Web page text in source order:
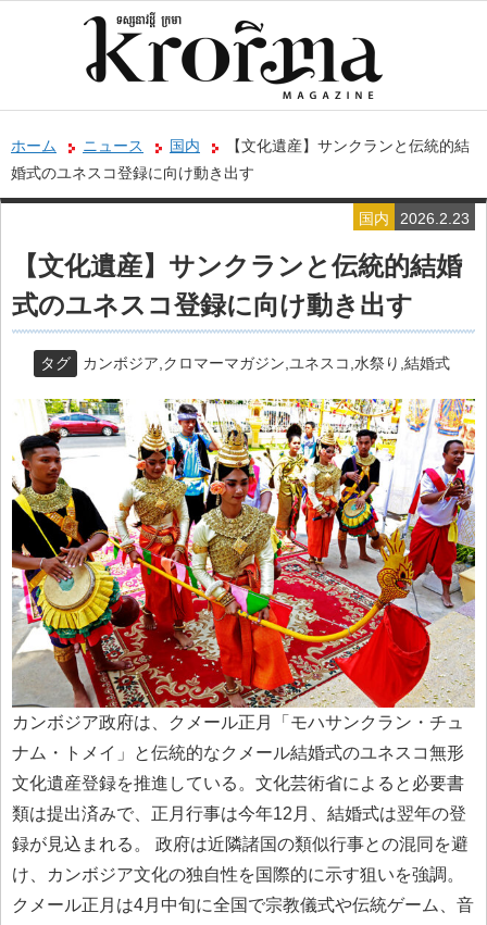
ホーム ニュース 国内
【文化遺産】サンクランと伝統的結
婚式のユネスコ登録に向け動き出す
2026.2.23
国内
【文化遺産】サンクランと伝統的結婚
式のユネスコ登録に向け動き出す
タグ カンボジア クロマーマガジン ユネスコ 水祭り 結婚式
カンボジア政府は、クメール正月「モハサンクラン・チュ
ナム・トメイ」と伝統的なクメール結婚式のユネスコ無形
文化遺産登録を推進している。文化芸術省によると必要書
類は提出済みで、正月行事は今年12月、結婚式は翌年の登
録が見込まれる。 政府は近隣諸国の類似行事との混同を避
け、カンボジア文化の独自性を国際的に示す狙いを強調。
クメール正月は4月中旬に全国で宗教儀式や伝統ゲーム、音